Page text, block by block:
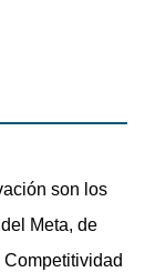
son los
Meta, de